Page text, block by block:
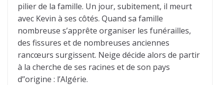
pilier de la famille. Un jour, subitement, il meurt
avec Kevin à ses côtés. Quand sa famille
nombreuse s’apprête organiser les funérailles,
des fissures et de nombreuses anciennes
rancœurs surgissent. Neige décide alors de partir
à la cherche de ses racines et de son pays
d’’origine : l’Algérie.